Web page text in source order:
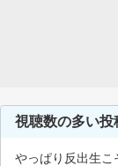
視聴数の多い投
やっぱり反出生こ